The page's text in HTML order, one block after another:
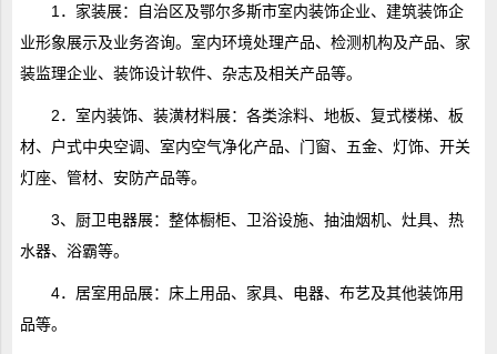
1．家装展：自治区及鄂尔多斯市室内装饰企业、建筑装饰企
业形象展示及业务咨询。室内环境处理产品、检测机构及产品、家
装监理企业、装饰设计软件、杂志及相关产品等。
2．室内装饰、装潢材料展：各类涂料、地板、复式楼梯、板
材、户式中央空调、室内空气净化产品、门窗、五金、灯饰、开关
灯座、管材、安防产品等。
3、厨卫电器展：整体橱柜、卫浴设施、抽油烟机、灶具、热
水器、浴霸等。
4．居室用品展：床上用品、家具、电器、布艺及其他装饰用
品等。